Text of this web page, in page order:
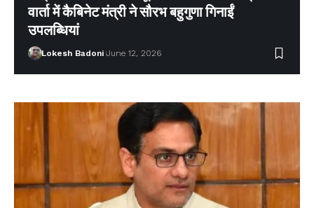
वार्ता में कैबिनेट मंत्री ने सौरभ बहुगुणा गिनाईं
उपलब्धियां
Lokesh Badoni June 12, 2026